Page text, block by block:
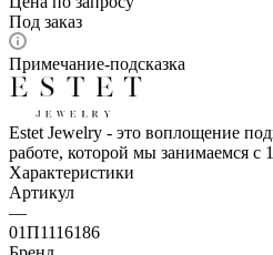
Под заказ
Примечание-подсказка
Estet Jewelry - это воплощение
работе, которой мы занимаемся с
Характеристики
Артикул
—
01П1116186